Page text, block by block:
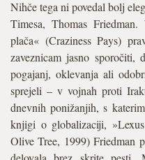
Nihče tega ni povedal bolj
Timesa, Thomas
plača« (Craziness Pays)
zaveznicam jasno
pogajanj, oklevanja ali
sprejeli – v vojnah proti
dnevnih ponižanjih, s
knjigi o globalizaciji,
Olive Tree, 1999) Friedman